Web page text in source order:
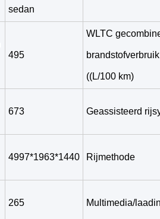
sedan
495
WLTC
brandstofverbruik
((L/100 km)
673 Geassisteerd
4997*1963*1440 Rijmethode
265 Multimedia/